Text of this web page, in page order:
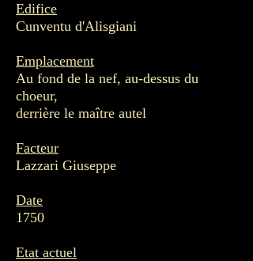
Edifice
Cunventu d'Alisgiani
Emplacement
Au fond de la nef, au-dessus du
choeur,
derrière le maître autel
Facteur
Lazzari Giuseppe
Date
1750
Etat actuel